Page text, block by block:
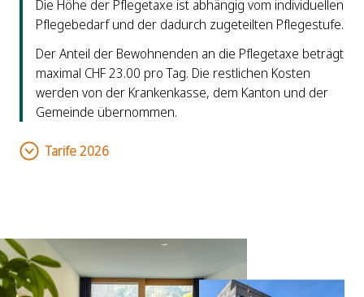
Die Höhe der Pflegetaxe ist abhängig vom individuellen
Pflegebedarf und der dadurch zugeteilten Pflegestufe.
Der Anteil der Bewohnenden an die Pflegetaxe beträgt
maximal CHF 23.00 pro Tag. Die restlichen Kosten
werden von der Krankenkasse, dem Kanton und der
Gemeinde übernommen.
Tarife 2026